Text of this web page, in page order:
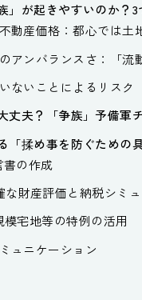
」が起きやすいのか？3
動産価格：都心では土
アンバランスさ：「流
ないことによるリスク
丈夫？「争族」予備軍
「揉め事を防ぐための
書の作成
な財産評価と納税シミ
模宅地等の特例の活用
ュニケーション